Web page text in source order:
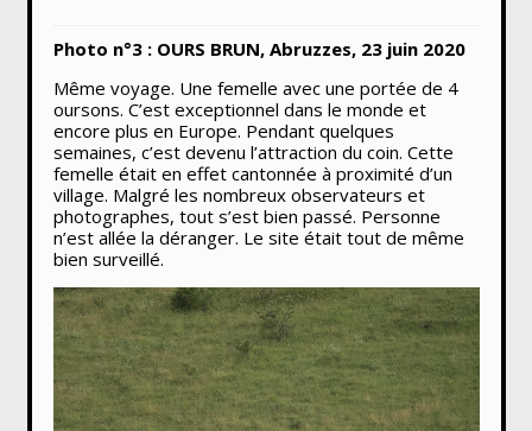
Photo n°3 : OURS BRUN, Abruzzes, 23 juin 2020
Même voyage. Une femelle avec une portée de 4
oursons. C’est exceptionnel dans le monde et
encore plus en Europe. Pendant quelques
semaines, c’est devenu l’attraction du coin. Cette
femelle était en effet cantonnée à proximité d’un
village. Malgré les nombreux observateurs et
photographes, tout s’est bien passé. Personne
n’est allée la déranger. Le site était tout de même
bien surveillé.